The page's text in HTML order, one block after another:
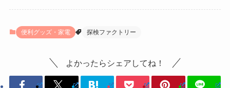
便利グッズ・家電 探検ファクトリー
よかったらシェアしてね！